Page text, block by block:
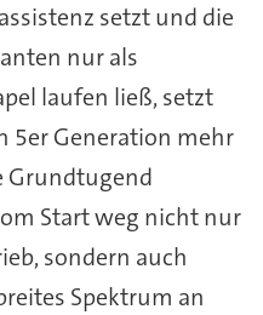
setzt und die
nur als
laufen ließ, setzt
5er Generation mehr
Grundtugend
Start weg nicht nur
sondern auch
Spektrum an